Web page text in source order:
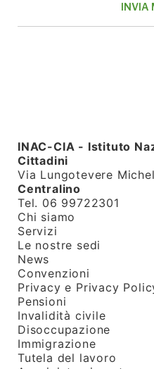
INAC-CIA - Istituto
Cittadini
Via Lungotevere
Centralino
Tel. 06 99722301
Chi siamo
Servizi
Le nostre sedi
News
Convenzioni
Privacy e Privacy
Pensioni
Invalidità civile
Disoccupazione
Immigrazione
Tutela del lavoro